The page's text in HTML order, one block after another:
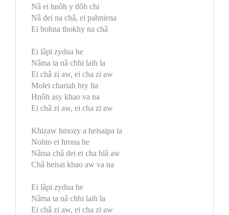
Nâ ei hnôh y tlôh chi
Nâ dei na châ, ei pahniena
Ei bohna thokhy na châ
Ei lâpi zydua he
Nâma ta nâ chhi laih la
Ei châ zi aw, ei cha zi aw
Molei chariah hry lia
Hnôh asy khao va na
Ei châ zi aw, ei cha zi aw
Khizaw hmozy a heisaipa ta
Nohto ei hrona he
Nâma châ dei ei cha hlâ aw
Châ heisai khao aw va na
Ei lâpi zydua he
Nâma ta nâ chhi laih la
Ei châ zi aw, ei cha zi aw